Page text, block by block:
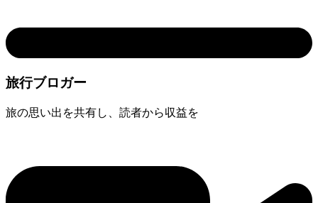
旅行ブロガー
旅の思い出を共有し、読者から収益を